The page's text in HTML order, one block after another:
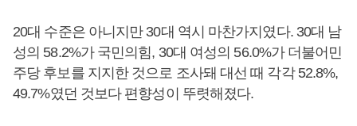
20대 수준은 아니지만 30대 역시 마찬가지였다. 30대 남
성의 58.2%가 국민의힘, 30대 여성의 56.0%가 더불어민
주당 후보를 지지한 것으로 조사돼 대선 때 각각 52.8%,
49.7%였던 것보다 편향성이 뚜렷해졌다.